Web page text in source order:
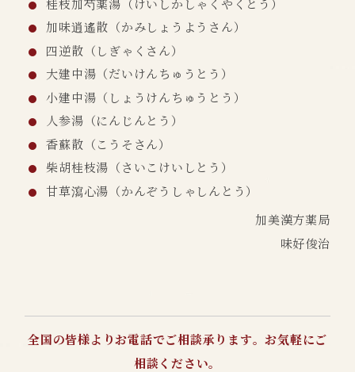
桂枝加芍薬湯（けいしかしゃくやくとう）
加味逍遙散（かみしょうようさん）
四逆散（しぎゃくさん）
大建中湯（だいけんちゅうとう）
小建中湯（しょうけんちゅうとう）
人参湯（にんじんとう）
香蘇散（こうそさん）
柴胡桂枝湯（さいこけいしとう）
甘草瀉心湯（かんぞうしゃしんとう）
加美漢方薬局
味好俊治
全国の皆様よりお電話でご相談承ります。お気軽にご
相談ください。